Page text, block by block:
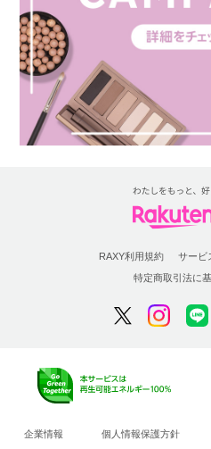
RAXY利用規約
サービ
特定商取引法に
企業情報 個人情報保護方針